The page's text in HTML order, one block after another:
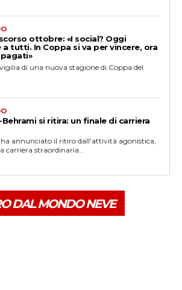
ottobre: «I social? Oggi
tutti. In Coppa si va per vincere, ora
di una nuova stagione di Coppa del
Behrami si ritira: un finale di carriera
annunciato il ritiro dall'attività agonistica,
carriera straordinaria...
DAL MONDO NEVE